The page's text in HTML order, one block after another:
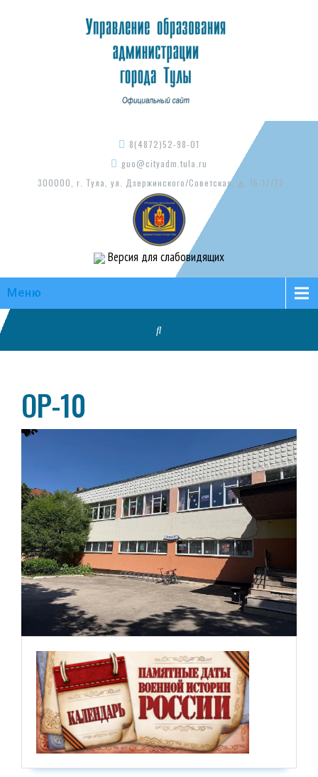
8(4872)52-98-01
guo@cityadm.tula.ru
300000, г. Тула, ул. Дзержинского/Советская, д. 15-17/73
Версия для слабовидящих
Меню
ОР-10